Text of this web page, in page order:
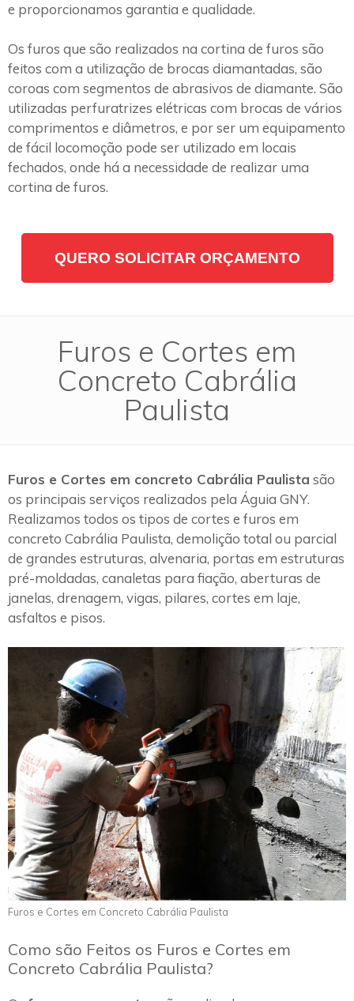
e proporcionamos garantia e qualidade.
Os furos que são realizados na cortina de furos são
feitos com a utilização de brocas diamantadas, são
coroas com segmentos de abrasivos de diamante. São
utilizadas perfuratrizes elétricas com brocas de vários
comprimentos e diâmetros, e por ser um equipamento
de fácil locomoção pode ser utilizado em locais
fechados, onde há a necessidade de realizar uma
cortina de furos.
QUERO SOLICITAR ORÇAMENTO
Furos e Cortes em
Concreto Cabrália
Paulista
Furos e Cortes em concreto Cabrália Paulista são
os principais serviços realizados pela Águia GNY.
Realizamos todos os tipos de cortes e furos em
concreto Cabrália Paulista, demolição total ou parcial
de grandes estruturas, alvenaria, portas em estruturas
pré-moldadas, canaletas para fiação, aberturas de
janelas, drenagem, vigas, pilares, cortes em laje,
asfaltos e pisos.
Furos e Cortes em Concreto Cabrália Paulista
Como são Feitos os Furos e Cortes em
Concreto Cabrália Paulista?